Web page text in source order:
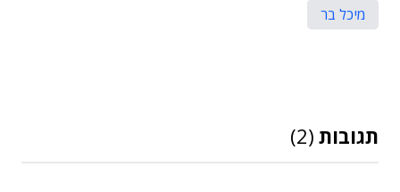
מיכל בר
תגובות (2)